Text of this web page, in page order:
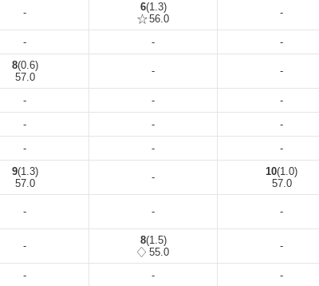
- 6(1.3)
56.0
-
- - -
8(0.6)
57.0
- -
- - -
- - -
- - -
9(1.3)
57.0
- 10(1.0)
57.0
- - -
- 8(1.5)
55.0
-
- - -